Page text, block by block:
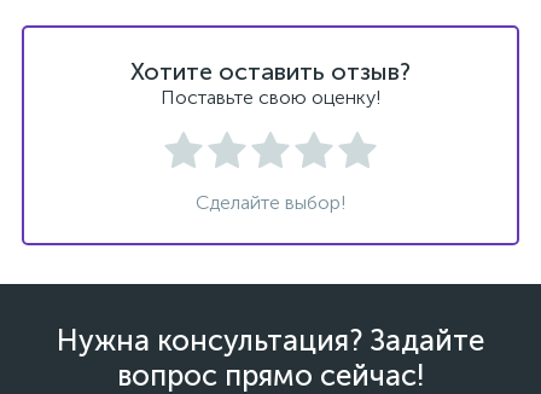
Хотите оставить отзыв?
Поставьте свою оценку!
Сделайте выбор!
Нужна консультация? Задайте
вопрос прямо сейчас!